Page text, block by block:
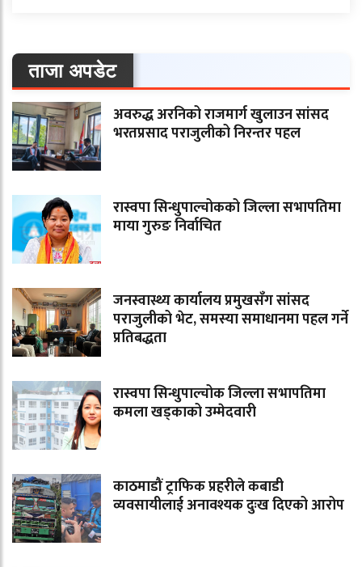
ताजा अपडेट
अवरुद्ध अरनिको राजमार्ग खुलाउन सांसद
भरतप्रसाद पराजुलीको निरन्तर पहल
रास्वपा सिन्धुपाल्चोकको जिल्ला सभापतिमा
माया गुरुङ निर्वाचित
जनस्वास्थ्य कार्यालय प्रमुखसँग सांसद
पराजुलीको भेट, समस्या समाधानमा पहल गर्ने
प्रतिबद्धता
रास्वपा सिन्धुपाल्चोक जिल्ला सभापतिमा
कमला खड्काको उम्मेदवारी
काठमाडौं ट्राफिक प्रहरीले कबाडी
व्यवसायीलाई अनावश्यक दुःख दिएको आरोप